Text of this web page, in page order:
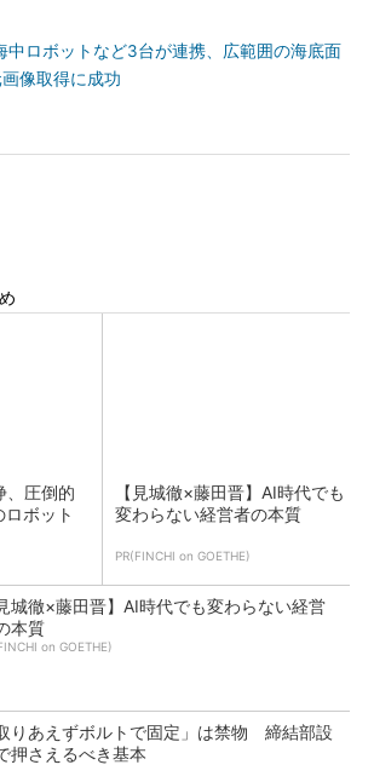
中ロボットなど3台が連携、広範囲の海底面
像取得に成功
圧倒的
ボット
【見城徹×藤田晋】AI時代でも
変わらない経営者の本質
PR(FINCHI on GOETHE)
見城徹×藤田晋】AI時代でも変わらない経営
本質
on GOETHE)
取りあえずボルトで固定」は禁物 締結部設
押さえるべき基本